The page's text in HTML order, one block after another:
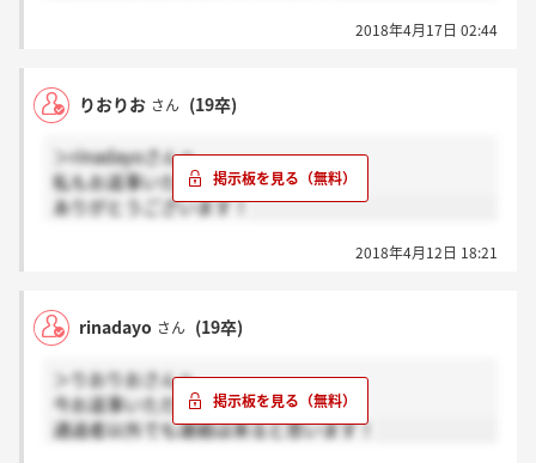
2018年4月17日 02:44
りおりお さん (19卒)
＞rinadayoさんへ
私もお返事いただきました！
ありがとうございます！
2018年4月12日 18:21
rinadayo さん (19卒)
＞りおりおさんへ
今お返事いただきました
通過者以外でも連絡は来ると思います！